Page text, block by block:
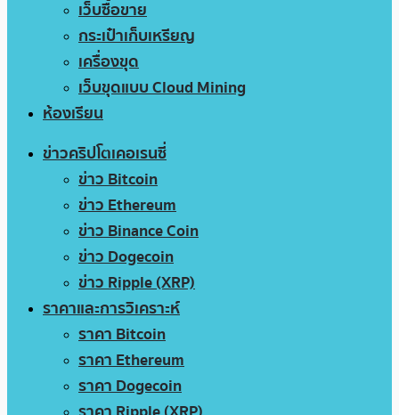
เว็บซื้อขาย
กระเป๋าเก็บเหรียญ
เครื่องขุด
เว็บขุดแบบ Cloud Mining
ห้องเรียน
ข่าวคริปโตเคอเรนซี่
ข่าว Bitcoin
ข่าว Ethereum
ข่าว Binance Coin
ข่าว Dogecoin
ข่าว Ripple (XRP)
ราคาและการวิเคราะห์
ราคา Bitcoin
ราคา Ethereum
ราคา Dogecoin